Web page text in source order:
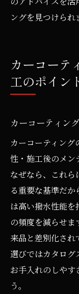
紹介
新技術
イント
カーコーテ
カーコ
判断基準
郡山市
談
カーコ
るポイ
新旧カ
てみた
施工業
ングを見つけられ
カーコーテ
工のポイン
カーコーティン
カーコーティン
性・施工後のメン
なぜなら、これ
る重要な基準だ
は高い撥水性能
の頻度を減らせ
来品と差別化され
選びではカタロ
お手入れのしやす
う。